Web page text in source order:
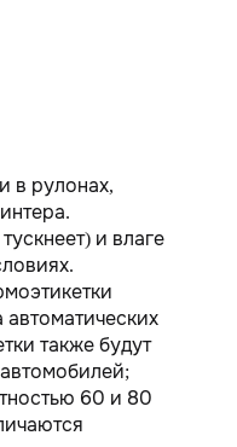
в рулонах,
и влаге
также будут
60 и 80